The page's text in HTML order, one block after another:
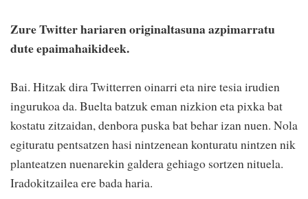
Zure Twitter hariaren originaltasuna azpimarratu
dute epaimahaikideek.
Bai. Hitzak dira Twitterren oinarri eta nire tesia irudien
ingurukoa da. Buelta batzuk eman nizkion eta pixka bat
kostatu zitzaidan, denbora puska bat behar izan nuen. Nola
egituratu pentsatzen hasi nintzenean konturatu nintzen nik
planteatzen nuenarekin galdera gehiago sortzen nituela.
Iradokitzailea ere bada haria.